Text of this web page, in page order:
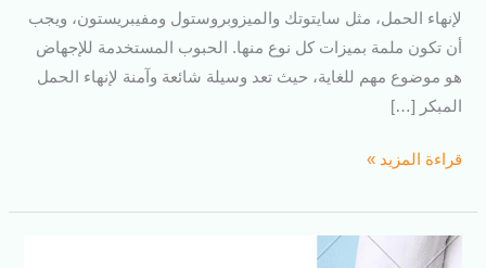
لإنهاء الحمل، مثل سايتوتك والميزوبروستول ومفيبريستون، ويجب
أن تكون ملمة بميزات كل نوع منها. الحبوب المستخدمة للإجهاض
هو موضوع مهم للغاية، حيث تعد وسيلة شائعة وآمنة لإنهاء الحمل
المبكر […]
قراءة المزيد »
أنواع